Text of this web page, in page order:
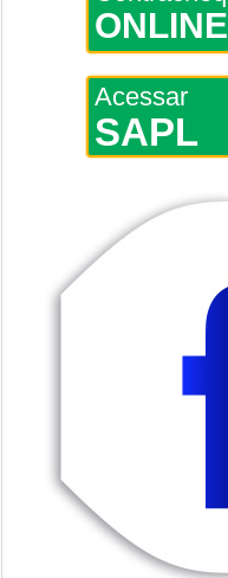
ONLINE
Acessar
SAPL